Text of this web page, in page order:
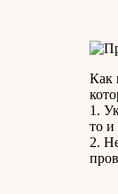
Как
1.
то и
2.